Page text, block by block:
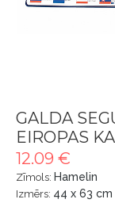
GALDA
EIROPAS
12.09 €
Zīmols: Hamelin
Izmērs: 44 x 63 cm